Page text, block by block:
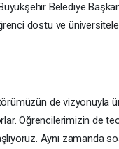
Belediye
dostu ve
de vizyonuyla
Öğrencilerimizin de
Aynı zamanda